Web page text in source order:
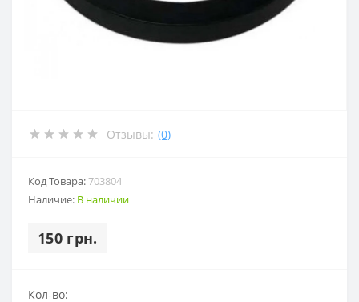
Отзывы: (0)
Код Товара:703804
Наличие: В наличии
150 грн.
Кол-во: